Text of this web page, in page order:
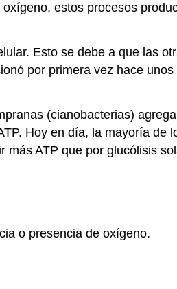
estos procesos
Esto se debe a que las
por primera vez hace
(cianobacterias)
Hoy en día, la mayoría de
ATP que por glucólisis
o presencia de oxígeno.